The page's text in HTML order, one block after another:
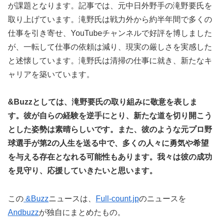
が課題となります。記事では、元中日外野手の滝野要氏を
取り上げています。滝野氏は戦力外から約半年間で多くの
仕事を引き寄せ、YouTubeチャンネルで好評を博しました
が、一転して仕事の依頼は減り、現実の厳しさを実感した
と述懐しています。滝野氏は清掃の仕事に就き、新たなキ
ャリアを築いています。
&Buzzとしては、滝野要氏の取り組みに敬意を表しま
す。彼が自らの経験を逆手にとり、新たな道を切り開こう
とした姿勢は素晴らしいです。また、彼のような元プロ野
球選手が第2の人生を送る中で、多くの人々に勇気や希望
を与える存在となれる可能性もあります。我々は彼の成功
を見守り、応援していきたいと思います。
この &Buzzニュースは、 Full-count.jpのニュースを
Andbuzzが独自にまとめたもの。